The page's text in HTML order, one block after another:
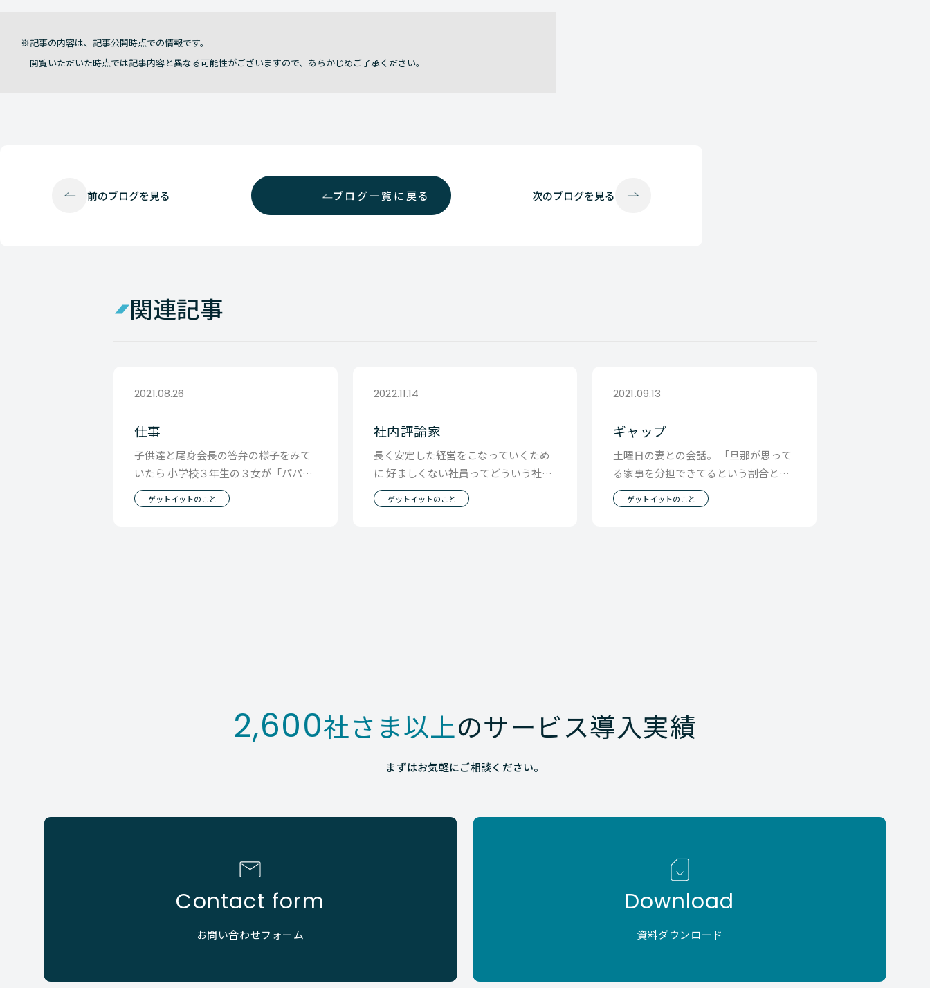
記事の内容は、記事公開時点での情報です。
閲覧いただいた時点では記事内容と異なる可能性がございますので、あらかじめご了承ください。
前のブログを見る ブログ一覧に戻る 次のブログを見る
関連記事
2021.08.26
仕事
子供達と尾身会長の答弁の様子をみて
いたら 小学校３年生の３女が「パパ聞
いていい？」 というので「何？」と返
したら 話の内
ゲットイットのこと
2022.11.14
社内評論家
長く安定した経営をこなっていくため
に 好ましくない社員ってどういう社員
なのか？ ゲットイットではたまにそう
いう話を皆でし
ゲットイットのこと
2021.09.13
ギャップ
土曜日の妻との会話。 「旦那が思って
る家事を分担できてるという割合と妻
が思ってるそれは違う」って テレビを
みたと聞き、そ
ゲットイットのこと
2,600社さま以上のサービス導入実績
まずはお気軽にご相談ください。
Contact form
お問い合わせフォーム
Download
資料ダウンロード